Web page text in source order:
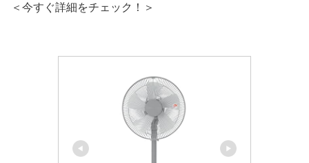
＜今すぐ詳細をチェック！＞